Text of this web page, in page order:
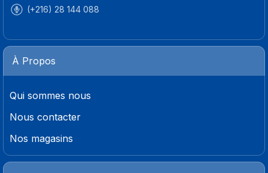
(+216) 28 144 088
À Propos
Qui sommes nous
Nous contacter
Nos magasins